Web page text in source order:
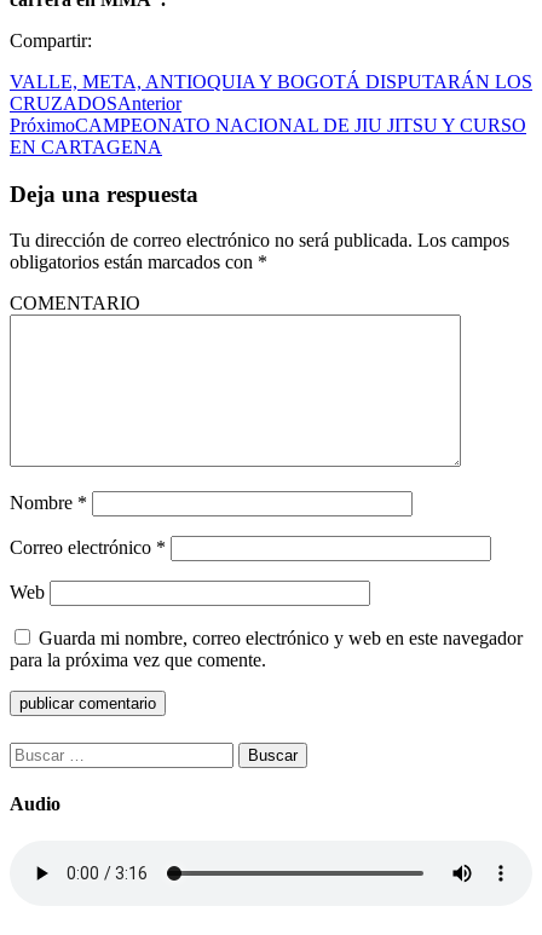
Compartir:
VALLE, META, ANTIOQUIA Y BOGOTÁ DISPUTARÁN LOS
CRUZADOSAnterior
PróximoCAMPEONATO NACIONAL DE JIU JITSU Y CURSO
EN CARTAGENA
Deja una respuesta
Tu dirección de correo electrónico no será publicada. Los campos
obligatorios están marcados con *
COMENTARIO
Nombre *
Correo electrónico *
Web
Guarda mi nombre, correo electrónico y web en este navegador
para la próxima vez que comente.
Buscar:
Audio